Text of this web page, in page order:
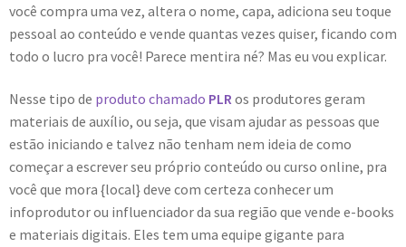
você compra uma vez, altera o nome, capa, adiciona seu toque
pessoal ao conteúdo e vende quantas vezes quiser, ficando com
todo o lucro pra você! Parece mentira né? Mas eu vou explicar.
Nesse tipo de produto chamado PLRos produtores geram
materiais de auxílio, ou seja, que visam ajudar as pessoas que
estão iniciando e talvez não tenham nem ideia de como
começar a escrever seu próprio conteúdo ou curso online, pra
você que mora {local} deve com certeza conhecer um
infoprodutor ou influenciador da sua região que vende e-books
e materiais digitais. Eles tem uma equipe gigante para